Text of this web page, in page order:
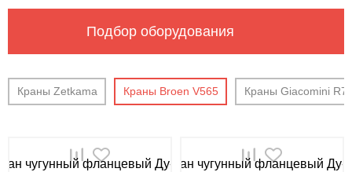
Подбор оборудования
Краны Zetkama Краны Broen V565 Краны Giacomini
Калужская,
info@example.com
8-
00-